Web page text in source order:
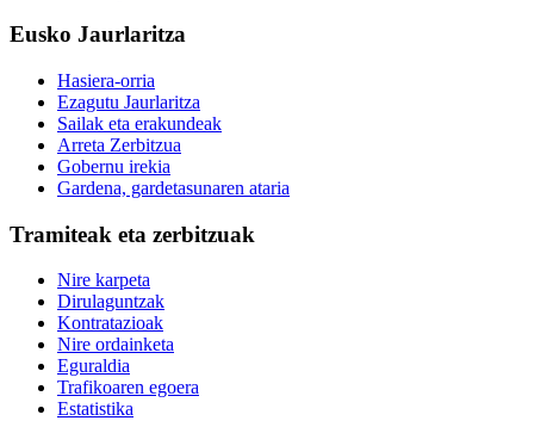
Eusko Jaurlaritza
Hasiera-orria
Ezagutu Jaurlaritza
Sailak eta erakundeak
Arreta Zerbitzua
Gobernu irekia
Gardena, gardetasunaren ataria
Tramiteak eta zerbitzuak
Nire karpeta
Dirulaguntzak
Kontratazioak
Nire ordainketa
Eguraldia
Trafikoaren egoera
Estatistika